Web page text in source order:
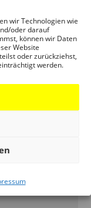
wir Technologien wie
oder darauf
können wir Daten
Website
oder zurückziehst,
werden.